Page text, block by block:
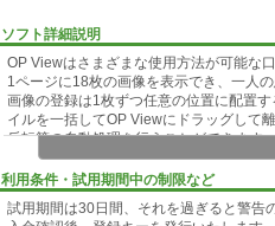
ソフト詳細説明
OP Viewはさまざまな使用方法が可能な
1ページに18枚の画像を表示でき、一人
画像の登録は1枚ずつ任意の位置に配置
イルを一括してOP Viewにドラッグして
反転等の自動処理を行うことができます
また、画像ファイル名に患者番号－撮影
位の画像かが簡単に判別できるように整理
ネットワーク対応でサーバに画像を保存
Pro版では欠損部等に反対側同名歯を反
利用条件・試用期間中の制限など
試用期間は30日間、それを過ぎると警告